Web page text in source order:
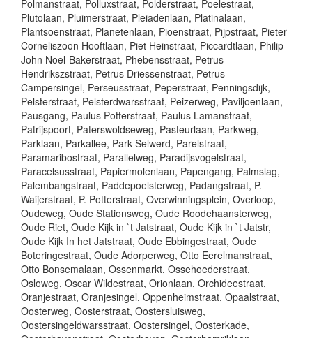
Polmanstraat, Polluxstraat, Polderstraat, Poelestraat,
Plutolaan, Pluimerstraat, Pleiadenlaan, Platinalaan,
Plantsoenstraat, Planetenlaan, Pioenstraat, Pijpstraat, Pieter
Corneliszoon Hooftlaan, Piet Heinstraat, Piccardtlaan, Philip
John Noel-Bakerstraat, Phebensstraat, Petrus
Hendrikszstraat, Petrus Driessenstraat, Petrus
Campersingel, Perseusstraat, Peperstraat, Penningsdijk,
Pelsterstraat, Pelsterdwarsstraat, Peizerweg, Paviljoenlaan,
Pausgang, Paulus Potterstraat, Paulus Lamanstraat,
Patrijspoort, Paterswoldseweg, Pasteurlaan, Parkweg,
Parklaan, Parkallee, Park Selwerd, Parelstraat,
Paramaribostraat, Parallelweg, Paradijsvogelstraat,
Paracelsusstraat, Papiermolenlaan, Papengang, Palmslag,
Palembangstraat, Paddepoelsterweg, Padangstraat, P.
Waijerstraat, P. Potterstraat, Overwinningsplein, Overloop,
Oudeweg, Oude Stationsweg, Oude Roodehaansterweg,
Oude Riet, Oude Kijk in `t Jatstraat, Oude Kijk in `t Jatstr,
Oude Kijk In het Jatstraat, Oude Ebbingestraat, Oude
Boteringestraat, Oude Adorperweg, Otto Eerelmanstraat,
Otto Bonsemalaan, Ossenmarkt, Ossehoederstraat,
Osloweg, Oscar Wildestraat, Orionlaan, Orchideestraat,
Oranjestraat, Oranjesingel, Oppenheimstraat, Opaalstraat,
Oosterweg, Oosterstraat, Oostersluisweg,
Oostersingeldwarsstraat, Oostersingel, Oosterkade,